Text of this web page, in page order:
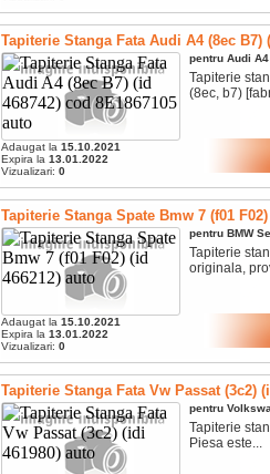
Tapiterie Stanga Fata Audi A4 (8ec B7)
Adaugat la 15.10.2021
Expira la 13.01.2022
Vizualizari: 0
pentru Audi A4
Tapiterie
(8ec, b7)
Tapiterie Stanga Spate Bmw 7 (f01 F02)
Adaugat la 15.10.2021
Expira la 13.01.2022
Vizualizari: 0
pentru BMW
Tapiterie
originala,
Tapiterie Stanga Fata Vw Passat (3c2)
pentru
Tapiterie
Piesa este...